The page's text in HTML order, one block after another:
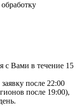
обработку
с Вами в течение 15
после 22:00
после 19:00),